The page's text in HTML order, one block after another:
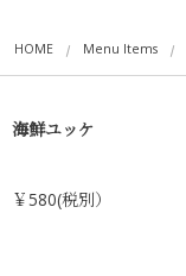
HOME Menu Items
海鮮ユッケ
￥580(税別）